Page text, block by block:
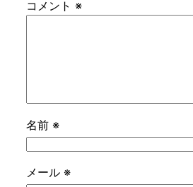
コメント ※
名前 ※
メール ※